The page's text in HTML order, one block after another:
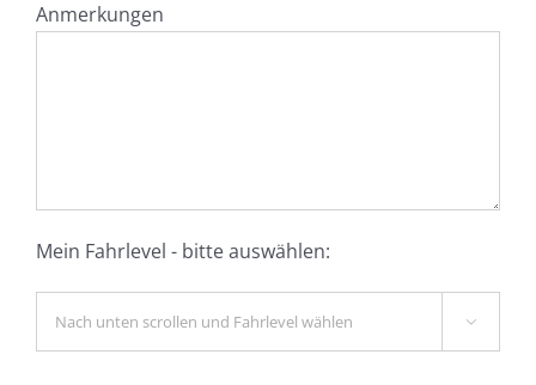
Anmerkungen
Mein Fahrlevel - bitte auswählen:
